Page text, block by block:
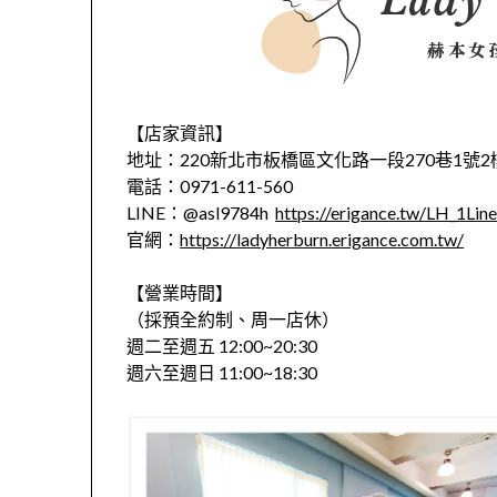
【店家資訊】
地址：220新北市板橋區文化路一段270巷1號2
電話：0971-611-560
LINE：@asl9784hhttps://erigance.tw/LH_1Line
官網：https://ladyherburn.erigance.com.tw/
【營業時間】
（採預全約制、周一店休）
週二至週五 12:00~20:30
週六至週日 11:00~18:30